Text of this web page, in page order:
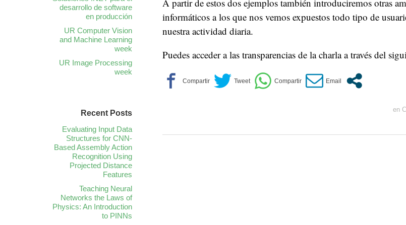
A partir de estos dos ejemplos también introduciremos otras
informáticos a los que nos vemos expuestos todo tipo de
nuestra actividad diaria.
Puedes acceder a las transparencias de la charla a través del
en
desarrollo de software
en producción
UR Computer Vision
and Machine Learning
week
UR Image Processing
week
Recent Posts
Evaluating Input Data
Structures for CNN-
Based Assembly Action
Recognition Using
Projected Distance
Features
Teaching Neural
Networks the Laws of
Physics: An Introduction
to PINNs